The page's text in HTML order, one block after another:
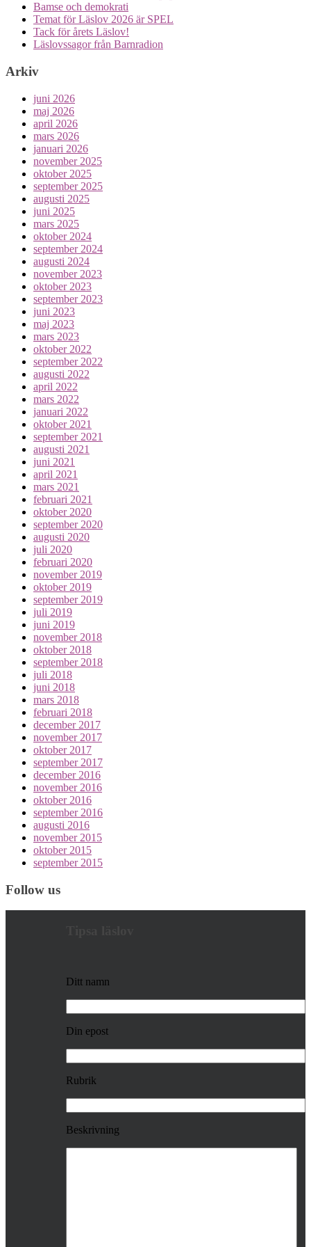
Bamse och demokrati
Temat för Läslov 2026 är SPEL
Tack för årets Läslov!
Läslovssagor från Barnradion
Arkiv
juni 2026
maj 2026
april 2026
mars 2026
januari 2026
november 2025
oktober 2025
september 2025
augusti 2025
juni 2025
mars 2025
oktober 2024
september 2024
augusti 2024
november 2023
oktober 2023
september 2023
juni 2023
maj 2023
mars 2023
oktober 2022
september 2022
augusti 2022
april 2022
mars 2022
januari 2022
oktober 2021
september 2021
augusti 2021
juni 2021
april 2021
mars 2021
februari 2021
oktober 2020
september 2020
augusti 2020
juli 2020
februari 2020
november 2019
oktober 2019
september 2019
juli 2019
juni 2019
november 2018
oktober 2018
september 2018
juli 2018
juni 2018
mars 2018
februari 2018
december 2017
november 2017
oktober 2017
september 2017
december 2016
november 2016
oktober 2016
september 2016
augusti 2016
november 2015
oktober 2015
september 2015
Follow us
Ditt namn
Din epost
Rubrik
Beskrivning